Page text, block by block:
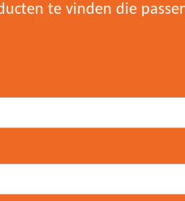
te vinden die